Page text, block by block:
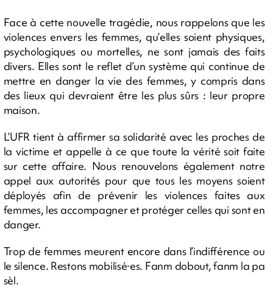
Face à cette nouvelle tragédie, nous rappelons que les
violences envers les femmes, qu’elles soient physiques,
psychologiques ou mortelles, ne sont jamais des faits
divers. Elles sont le reflet d’un système qui continue de
mettre en danger la vie des femmes, y compris dans
des lieux qui devraient être les plus sûrs : leur propre
maison.
L’UFR tient à affirmer sa solidarité avec les proches de
la victime et appelle à ce que toute la vérité soit faite
sur cette affaire. Nous renouvelons également notre
appel aux autorités pour que tous les moyens soient
déployés afin de prévenir les violences faites aux
femmes, les accompagner et protéger celles qui sont en
danger.
Trop de femmes meurent encore dans l’indifférence ou
le silence. Restons mobilisé·es. Fanm dobout, fanm la pa
sèl.